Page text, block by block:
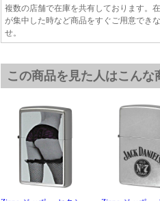
複数の店舗で在庫を共有しております。
が集中した時など商品をすぐご用意でき
せ。
この商品を見た人はこんな